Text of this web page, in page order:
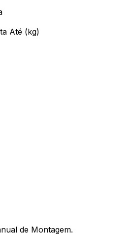
Até (kg)
de Montagem.